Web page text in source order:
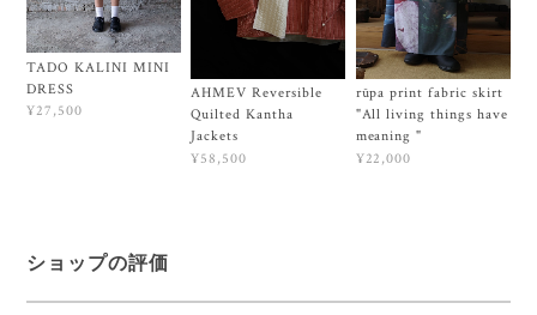
TADO KALINI MINI
DRESS
¥27,500
AHMEV Reversible
Quilted Kantha
Jackets
¥58,500
rūpa print fabric skirt
"All living things have
meaning "
¥22,000
ショップの評価